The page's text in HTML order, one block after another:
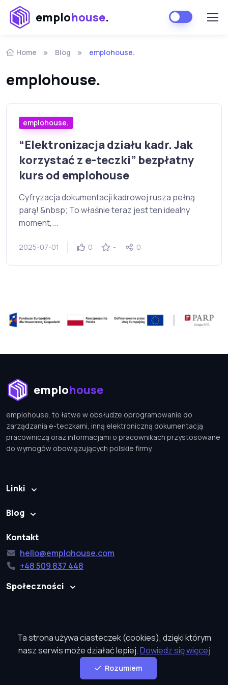
emplohouse.
Home Blog emplohouse.
emplohouse.
emplohouse.
“Elektronizacja działu kadr. Jak
korzystać z e-teczki” bezpłatny
kurs od emplohouse
Cyfryzacja dokumentacji kadrowej rusza pełną
parą! &nbsp; To właśnie teraz jest ten idealny
moment,...
2025-07-01 0 - 0
emplohouse
emplohouse. to łatwe w obsłudze oprogramowanie do
zarządzania e-teczkami, inną elektroniczną dokumentacją
pracowniczą oraz informacjami o pracownikach przystosowane
do wymogów obowiązujących polskie firmy.
Linki
Blog
Kontakt
hello@emplohouse.com
+48 509 837 448
Społeczności
Polityka prywatności
Polityka prywatności w mediach społecznościowych
Polityka cookies
Polityka świadczenia usługi zaufania
Ta strona używa ciasteczek (cookies), dzięki którym
nasz serwis może działać lepiej.Dowiedz się więcej
Rozumiem